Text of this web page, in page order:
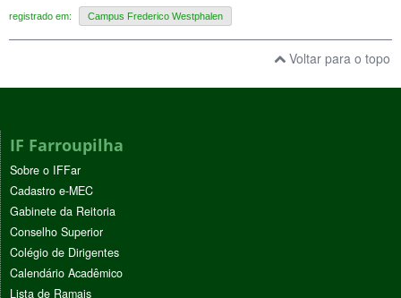
registrado em: Campus Frederico Westphalen
Voltar para o topo
IF Farroupilha
Sobre o IFFar
Cadastro e-MEC
Gabinete da Reitoria
Conselho Superior
Colégio de Dirigentes
Calendário Acadêmico
Lista de Ramais